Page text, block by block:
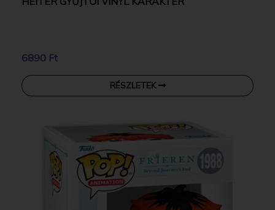
6890 Ft
RÉSZLETEK